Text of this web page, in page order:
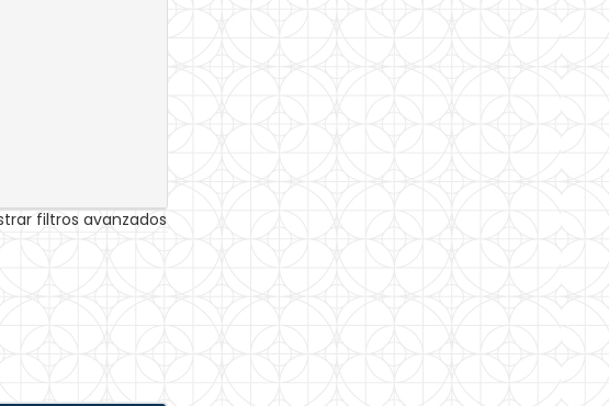
filtros avanzados